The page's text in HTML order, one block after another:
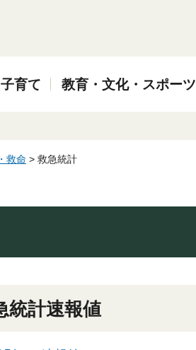
育て 教育・文化・スポーツ
救命 > 救急統計
統計速報値